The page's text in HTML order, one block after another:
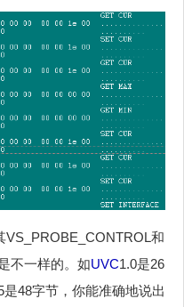
VS_PROBE_CONTROL和
不一样的。如UVC1.0是26
48字节，你能准确地说出